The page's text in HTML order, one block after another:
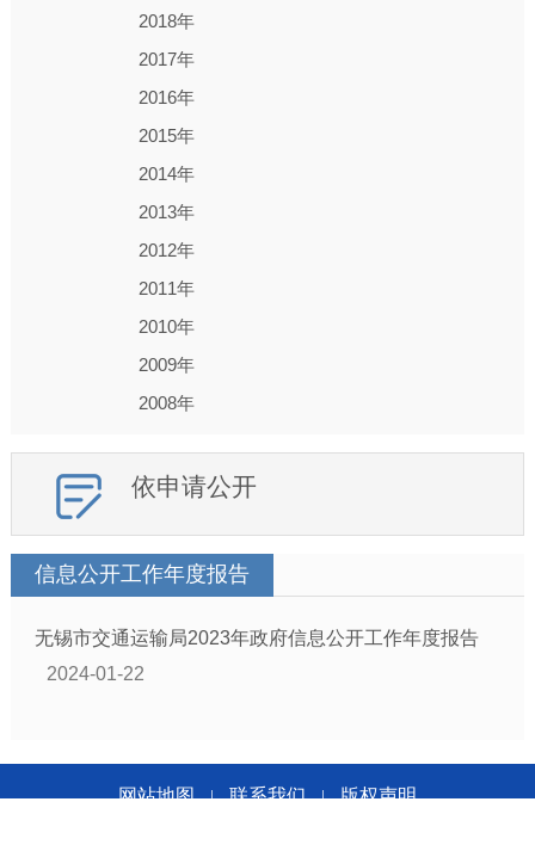
2018年
2017年
2016年
2015年
2014年
2013年
2012年
2011年
2010年
2009年
2008年
依申请公开
信息公开工作年度报告
无锡市交通运输局2023年政府信息公开工作年度报告
2024-01-22
网站地图 | 联系我们 | 版权声明